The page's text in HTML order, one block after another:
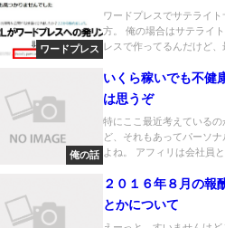
ワードプレス
ワードプレスでサテライ
方。 俺の場合はサテライ
レスで作ってるんだけど、
俺の話
いくら稼いでも不健
は思うぞ
特にここ最近考えている
ど、それもあってパーソ
よね。 アフィリは会社員
２０１６年８月の報
とかについて